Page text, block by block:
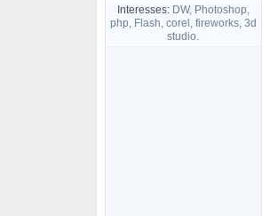
Interesses: DW, Photoshop,
php, Flash, corel, fireworks, 3d
studio.